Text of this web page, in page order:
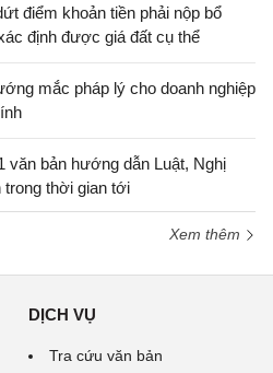
điểm khoản tiền phải nộp bổ
định được giá đất cụ thể
mắc pháp lý cho doanh nghiệp
văn bản hướng dẫn Luật, Nghị
thời gian tới
Xem thêm
DỊCH VỤ
Tra cứu văn bản